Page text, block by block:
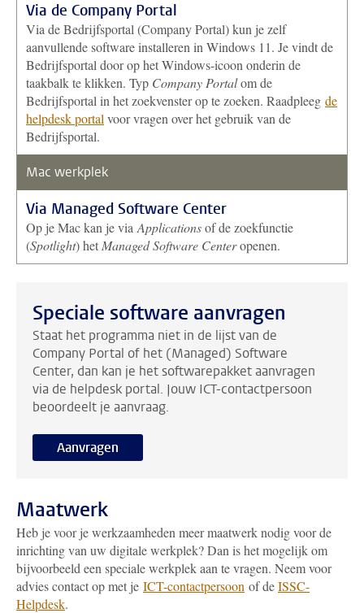
Via de Company Portal
Via de Bedrijfsportal (Company Portal) kun je zelf
aanvullende software installeren in Windows 11. Je vindt de
Bedrijfsportal door op het Windows-icoon onderin de
taakbalk te klikken. Typ Company Portalom de
Bedrijfsportal in het zoekvenster op te zoeken. Raadpleeg de
helpdesk portal voor vragen over het gebruik van de
Bedrijfsportal.
Mac werkplek
Via Managed Software Center
Op je Mac kan je via Applicationsof de zoekfunctie
(Spotlight) het Managed Software Centeropenen.
Speciale software aanvragen
Staat het programma niet in de lijst van de
Company Portal of het (Managed) Software
Center, dan kan je het softwarepakket aanvragen
via de helpdesk portal. Jouw ICT-contactpersoon
beoordeelt je aanvraag.
Aanvragen
Maatwerk
Heb je voor je werkzaamheden meer maatwerk nodig voor de
inrichting van uw digitale werkplek? Dan is het mogelijk om
bijvoorbeeld een speciale werkplek aan te vragen. Neem voor
advies contact op met je ICT-contactpersoon of deISSC-
Helpdesk.